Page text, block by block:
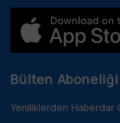
Bülten Aboneliği
Yeniliklerden Haberdar